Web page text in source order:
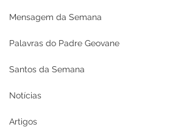
Mensagem da Semana
Palavras do Padre Geovane
Santos da Semana
Notícias
Artigos